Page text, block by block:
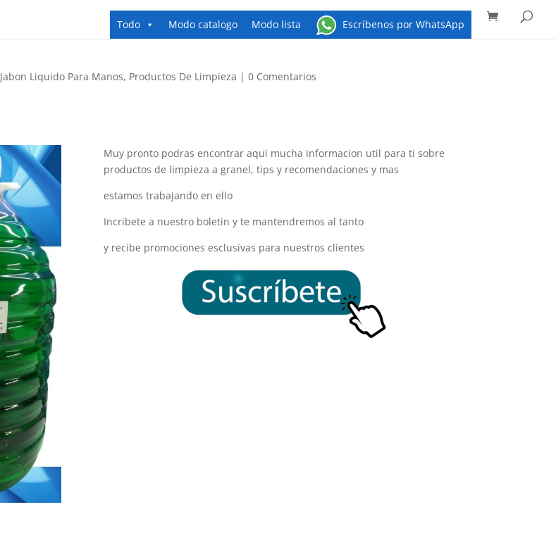
Todo Modo catalogo Modo lista Escríbenos por WhatsApp
de
productos
Jabon Liquido Para Manos, Productos De Limpieza |0 Comentarios
Muy pronto podras encontrar aqui mucha informacion util para ti sobre
productos de limpieza a granel, tips y recomendaciones y mas
estamos trabajando en ello
Incribete a nuestro boletin y te mantendremos al tanto
y recibe promociones esclusivas para nuestros clientes